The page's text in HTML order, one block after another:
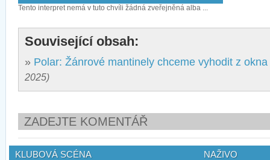
Tento interpret nemá v tuto chvíli žádná zveřejněná alba ...
Související obsah:
» Polar: Žánrové mantinely chceme vyhodit z okna
2025)
ZADEJTE KOMENTÁŘ
KLUBOVÁ SCÉNA NAŽIVO